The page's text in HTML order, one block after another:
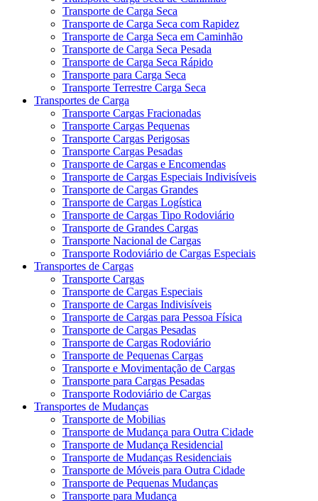
Transporte de Carga Seca
Transporte de Carga Seca com Rapidez
Transporte de Carga Seca em Caminhão
Transporte de Carga Seca Pesada
Transporte de Carga Seca Rápido
Transporte para Carga Seca
Transporte Terrestre Carga Seca
Transportes de Carga
Transporte Cargas Fracionadas
Transporte Cargas Pequenas
Transporte Cargas Perigosas
Transporte Cargas Pesadas
Transporte de Cargas e Encomendas
Transporte de Cargas Especiais Indivisíveis
Transporte de Cargas Grandes
Transporte de Cargas Logística
Transporte de Cargas Tipo Rodoviário
Transporte de Grandes Cargas
Transporte Nacional de Cargas
Transporte Rodoviário de Cargas Especiais
Transportes de Cargas
Transporte Cargas
Transporte de Cargas Especiais
Transporte de Cargas Indivisíveis
Transporte de Cargas para Pessoa Física
Transporte de Cargas Pesadas
Transporte de Cargas Rodoviário
Transporte de Pequenas Cargas
Transporte e Movimentação de Cargas
Transporte para Cargas Pesadas
Transporte Rodoviário de Cargas
Transportes de Mudanças
Transporte de Mobilias
Transporte de Mudança para Outra Cidade
Transporte de Mudança Residencial
Transporte de Mudanças Residenciais
Transporte de Móveis para Outra Cidade
Transporte de Pequenas Mudanças
Transporte para Mudança